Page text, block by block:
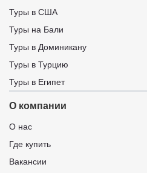
Туры в США
Туры на Бали
Туры в Доминикану
Туры в Турцию
Туры в Египет
О компании
О нас
Где купить
Вакансии